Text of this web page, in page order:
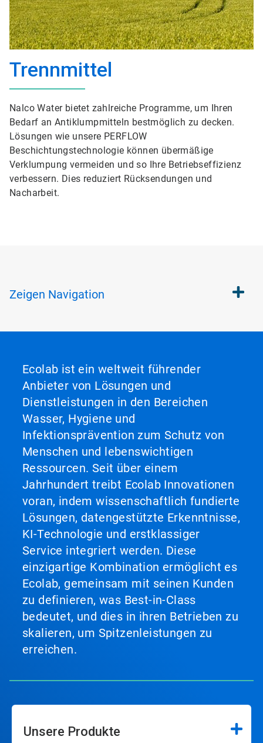
Trennmittel
Nalco Water bietet zahlreiche Programme, um Ihren
Bedarf an Antiklumpmitteln bestmöglich zu decken.
Lösungen wie unsere PERFLOW
Beschichtungstechnologie können übermäßige
Verklumpung vermeiden und so Ihre Betriebseffizienz
verbessern. Dies reduziert Rücksendungen und
Nacharbeit.
Zeigen Navigation
Ecolab ist ein weltweit führender
Anbieter von Lösungen und
Dienstleistungen in den Bereichen
Wasser, Hygiene und
Infektionsprävention zum Schutz von
Menschen und lebenswichtigen
Ressourcen. Seit über einem
Jahrhundert treibt Ecolab Innovationen
voran, indem wissenschaftlich fundierte
Lösungen, datengestützte Erkenntnisse,
KI-Technologie und erstklassiger
Service integriert werden. Diese
einzigartige Kombination ermöglicht es
Ecolab, gemeinsam mit seinen Kunden
zu definieren, was Best-in-Class
bedeutet, und dies in ihren Betrieben zu
skalieren, um Spitzenleistungen zu
erreichen.
Unsere Produkte